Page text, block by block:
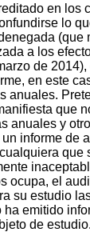
en los
lo
(que
a los
de
en este
anuales.
que
anuales y
informe de
que
ocupa, el
su estudio
emitido
de estudio.